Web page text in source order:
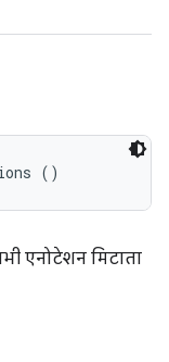
()
एनोटेशन मिटाता